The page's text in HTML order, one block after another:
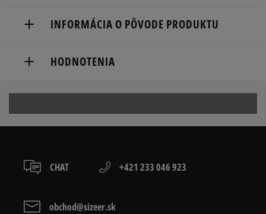
Dostupné spôsoby doručenia:
slovenská pošta - na adresu,
osobné prevzatie v predajni.
kartou,
INFORMÁCIA O PÔVODE PRODUKTU
Pilotenstraat 41a-factorij
HODNOTENIA
CHAT +421 233 046 923
obchod@sizeer.sk